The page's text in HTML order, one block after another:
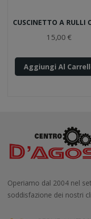
15,00 €
Aggiungi Al
Operiamo dal 2004 nel
soddisfazione dei nostri